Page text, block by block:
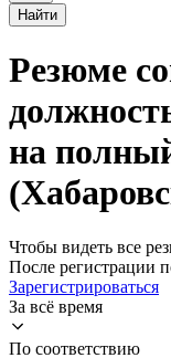
Найти
Резюме
на
Чтобы видеть все
После регистрации
Зарегистрироваться
За всё время
По соответствию